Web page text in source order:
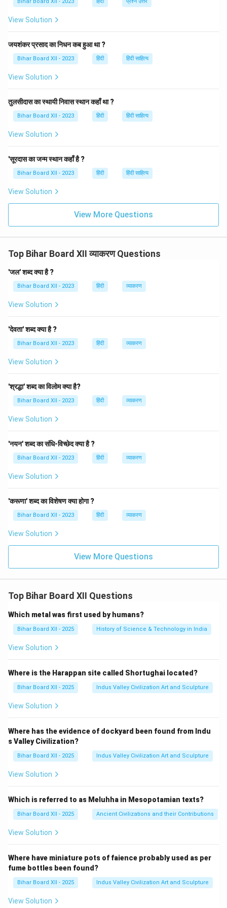
सही रूप 'साहित्य' है, जिसका अर्थ है लेखन कला, साहित्यिक रचना या
साहित्य। इस प्रकार, भाषा की शुद्धता बनाए रखने के लिए सही शब्दों
संप्रेषण को स्पष्ट बनाता है, बल्कि भाषा की सुंदरता और सम्मान को भी
बढ़ाता है।
View Solution
जयशंकर प्रसाद का निधन कब हुआ था ?
Bihar Board XII - 2023 हिंदी हिंदी साहित्य
View Solution
तुलसीदास का स्थायी निवास स्थान कहाँ था ?
Bihar Board XII - 2023 हिंदी हिंदी साहित्य
View Solution
'सूरदास का जन्म स्थान कहाँ है ?
Bihar Board XII - 2023 हिंदी हिंदी साहित्य
View Solution
View More Questions
Top Bihar Board XII व्याकरण Questions
'जल' शब्द क्या है ?
Bihar Board XII - 2023 हिंदी व्याकरण
View Solution
'देवता' शब्द क्या है ?
Bihar Board XII - 2023 हिंदी व्याकरण
View Solution
'श्रद्धा' शब्द का विलोम क्या है?
Bihar Board XII - 2023 हिंदी व्याकरण
View Solution
'नयन' शब्द का संधि-विच्छेद क्या है ?
Bihar Board XII - 2023 हिंदी व्याकरण
View Solution
'करूणा' शब्द का विशेषण क्या होगा ?
Bihar Board XII - 2023 हिंदी व्याकरण
View Solution
View More Questions
Top Bihar Board XII Questions
Which metal was first used by humans?
Bihar Board XII - 2025 History of Science & Technology in India
View Solution
Where is the Harappan site called Shortughai located?
Bihar Board XII - 2025 Indus Valley Civilization Art and Sculpture
View Solution
Where has the evidence of dockyard been found from Indu
s Valley Civilization?
Bihar Board XII - 2025 Indus Valley Civilization Art and Sculpture
View Solution
Which is referred to as Meluhha in Mesopotamian texts?
Bihar Board XII - 2025 Ancient Civilizations and their Contributions
View Solution
Where have miniature pots of faience probably used as per
fume bottles been found?
Bihar Board XII - 2025 Indus Valley Civilization Art and Sculpture
View Solution